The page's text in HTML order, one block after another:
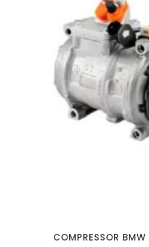
COMPRESSOR